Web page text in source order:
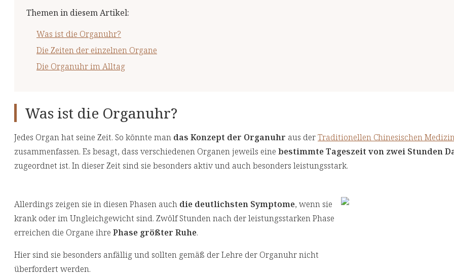
Themen in diesem Artikel:
Was ist die Organuhr?
Die Zeiten der einzelnen Organe
Die Organuhr im Alltag
Was ist die Organuhr?
Jedes Organ hat seine Zeit. So könnte man das Konzept der Organuhr aus derTraditionellen Chinesischen
zusammenfassen. Es besagt, dass verschiedenen Organen jeweils eine bestimmte Tageszeit von zwei Stunden
zugeordnet ist. In dieser Zeit sind sie besonders aktiv und auch besonders leistungsstark.
Allerdings zeigen sie in diesen Phasen auch die deutlichsten Symptome, wenn sie
krank oder im Ungleichgewicht sind. Zwölf Stunden nach der leistungsstarken Phase
erreichen die Organe ihre Phase größter Ruhe.
Hier sind sie besonders anfällig und sollten gemäß der Lehre der Organuhr nicht
überfordert werden.